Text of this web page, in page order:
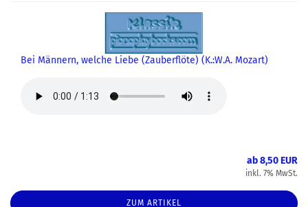
Bei Männern, welche Liebe (Zauberflöte) (K.:W.A. Mozart)
ab 8,50 EUR
inkl. 7% MwSt.
ZUM ARTIKEL